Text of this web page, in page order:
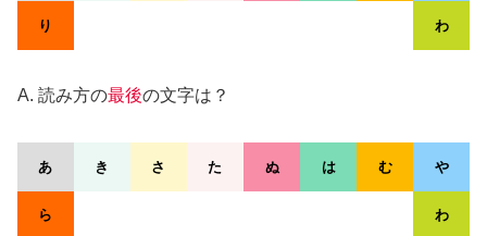
り わ
A. 読み方の最後の文字は？
あ き さ た ぬ は む や
ら わ